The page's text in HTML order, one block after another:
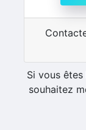
Si vous
souhaitez